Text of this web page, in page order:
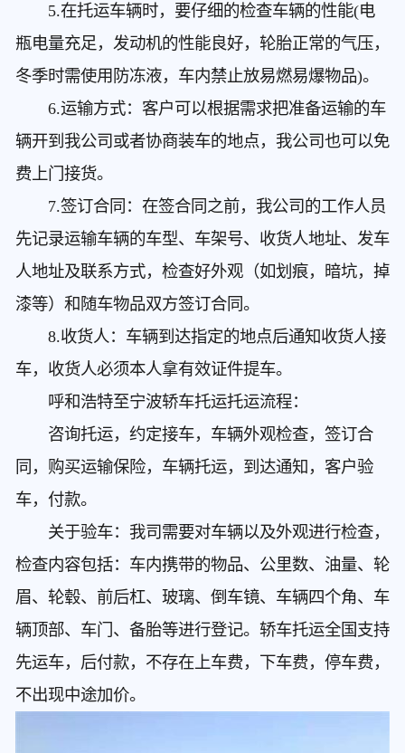
5.在托运车辆时，要仔细的检查车辆的性能(电
瓶电量充足，发动机的性能良好，轮胎正常的气压，
冬季时需使用防冻液，车内禁止放易燃易爆物品)。
6.运输方式：客户可以根据需求把准备运输的车
辆开到我公司或者协商装车的地点，我公司也可以免
费上门接货。
7.签订合同：在签合同之前，我公司的工作人员
先记录运输车辆的车型、车架号、收货人地址、发车
人地址及联系方式，检查好外观（如划痕，暗坑，掉
漆等）和随车物品双方签订合同。
8.收货人：车辆到达指定的地点后通知收货人接
车，收货人必须本人拿有效证件提车。
呼和浩特至宁波轿车托运托运流程：
咨询托运，约定接车，车辆外观检查，签订合
同，购买运输保险，车辆托运，到达通知，客户验
车，付款。
关于验车：我司需要对车辆以及外观进行检查，
检查内容包括：车内携带的物品、公里数、油量、轮
眉、轮毂、前后杠、玻璃、倒车镜、车辆四个角、车
辆顶部、车门、备胎等进行登记。轿车托运全国支持
先运车，后付款，不存在上车费，下车费，停车费，
不出现中途加价。